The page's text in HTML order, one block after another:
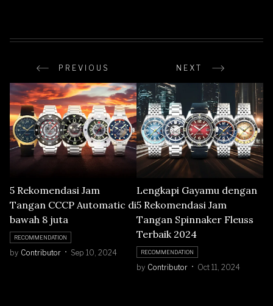
PREVIOUS NEXT
5 Rekomendasi Jam
Tangan CCCP Automatic di
bawah 8 juta
RECOMMENDATION
by Contributor Sep 10, 2024
Lengkapi Gayamu dengan
5 Rekomendasi Jam
Tangan Spinnaker Fleuss
Terbaik 2024
RECOMMENDATION
by Contributor Oct 11, 2024